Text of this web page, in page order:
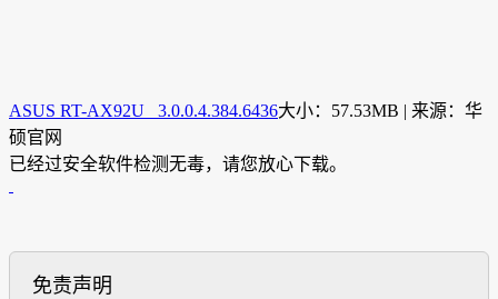
ASUS RT-AX92U 3.0.0.4.384.6436大小：57.53MB | 来源：华
硕官网
已经过安全软件检测无毒，请您放心下载。
免责声明